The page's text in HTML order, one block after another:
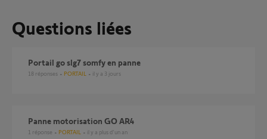
Questions liées
Portail go slg7 somfy en panne
18 réponses PORTAIL il y a 3 jours
Panne motorisation GO AR4
1 réponse PORTAIL il y a plus d'un an